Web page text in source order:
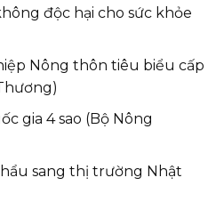
độc hại cho sức khỏe
Nông thôn tiêu biểu cấp
gia 4 sao (Bộ Nông
sang thị trường Nhật